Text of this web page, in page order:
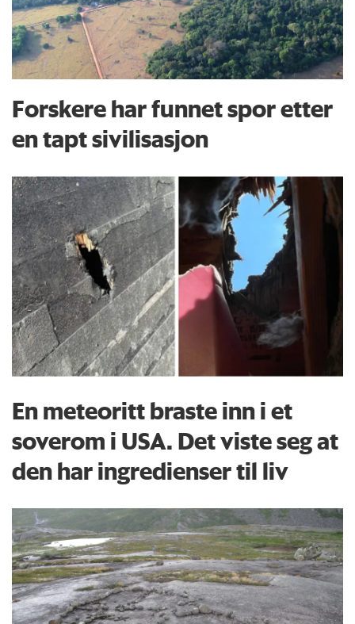
Forskere har funnet spor etter
en tapt sivilisasjon
En meteoritt braste inn i et
soverom i USA. Det viste seg at
den har ingredienser til liv